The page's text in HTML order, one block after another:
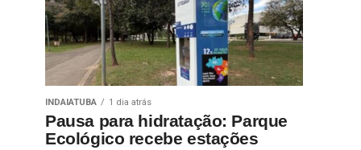
INDAIATUBA 1 dia atrás
Pausa para hidratação: Parque
Ecológico recebe estações